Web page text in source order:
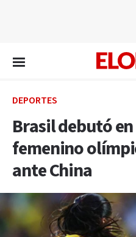
DEPORTES
Brasil debutó
femenino
ante China